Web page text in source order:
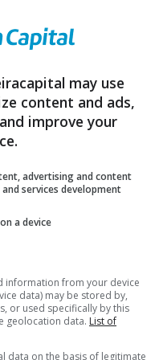
Muitas
Consultar opiniões de
transtornos. Além disso,
garantir maior
certificando-se de que
tornou-se mais
visualizar as
opção oferece as
escolher créditos com
may use
content and ads,
improve your
advertising and content
services development
a device
information from your device
data) may be stored by,
or used specifically by this
geolocation data. List of
data on the basis of legitimate